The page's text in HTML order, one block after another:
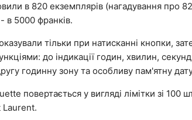
в 820 екземплярів (нагадування про
в 5000 франків.
тільки при натисканні кнопки,
до індикації годин, хвилин,
годинну зону та особливу пам'ятну
повертається у вигляді лімітки зі 100
Laurent.